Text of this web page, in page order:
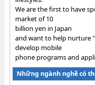
We are the first to have
market of 10
billion yen in Japan
and want to help nurture
develop mobile
phone programs and
Những ngành nghề có